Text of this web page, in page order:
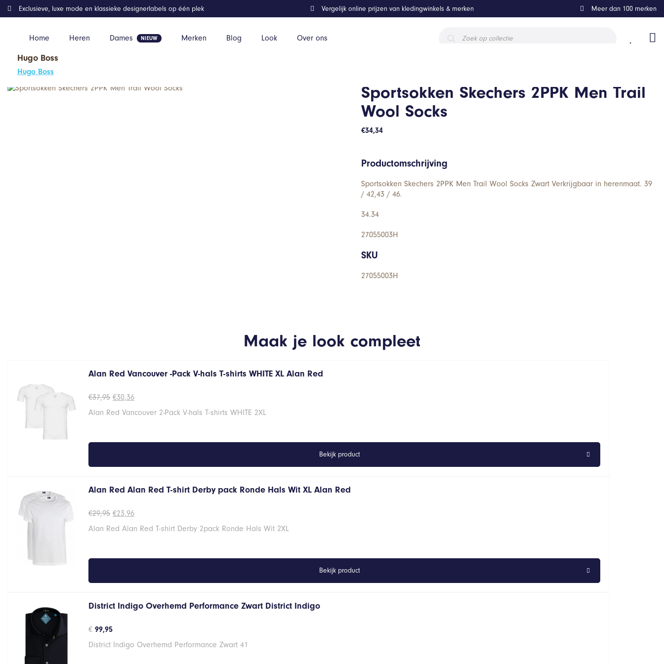
Home Heren Dames Merken Blog Look Over ons
zoeken
Exclusieve, luxe mode en klassieke designerlabels op één plek Vergelijk online prijzen van kledingwinkels & merken Meer dan 100 merken
Hugo Boss
Hugo Boss
Home Kleding
Sportsokken Skechers 2PPK Men Trail
Wool Socks
€34,34
Productomschrijving
Sportsokken Skechers 2PPK Men Trail Wool Socks Zwart Verkrijgbaar in herenmaat. 39
/ 42,43 / 46.
34.34
27055003H
SKU
27055003H
Maak je look compleet
Alan Red Vancouver -Pack V-hals T-shirts WHITE XL Alan Red
€37,95 Oorspronkelijke
was:
€30,36Huidige
is:
Alan Red Vancouver 2-Pack V-hals T-shirts WHITE 2XL
Bekijk product
Alan Red Alan Red T-shirt Derby pack Ronde Hals Wit XL Alan Red
€29,95 Oorspronkelijke
was:
€23,96Huidige
is:
Alan Red Alan Red T-shirt Derby 2pack Ronde Hals Wit 2XL
Bekijk product
District Indigo Overhemd Performance Zwart District Indigo
€ 99,95
District Indigo Overhemd Performance Zwart 41